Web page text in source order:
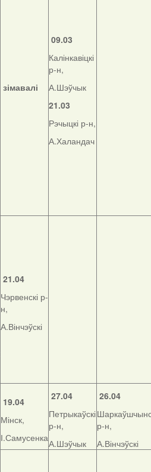
зімавалі
09.03
Калінкавіцкі
р-н,
А.Шэўчык
21.03
Рэчыцкі р-н,
А.Халандач
21.04
Чэрвенскі р-
н,
А.Вінчэўскі
19.04
Мінск,
І.Самусенка
27.04
Петрыкаўскі
р-н,
А.Шэўчык
26.04
р-н,
А.Вінчэўскі